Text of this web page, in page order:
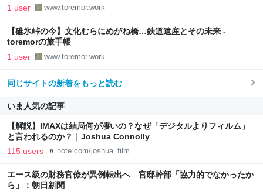
1 user www.toremor.work
【碓氷峠の今】文化むらにめがね橋…鉄道遺産とその未来 -
toremorの旅手帳
1 user www.toremor.work
同じサイトの新着をもっと読む
いま人気の記事
【解説】IMAXは結局何が凄いの？なぜ「デジタルよりフィルム」
と言われるのか？｜Joshua Connolly
115 users note.com/joshua_film
エース級の財務官僚が異例転出へ 官邸幹部「協力的でなかったか
ら」：朝日新聞